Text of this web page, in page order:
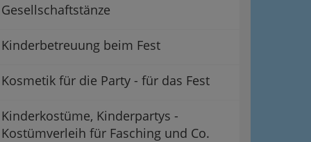
Gesellschaftstänze
Kinderbetreuung beim Fest
Kosmetik für die Party - für das Fest
Kinderkostüme, Kinderpartys -
Kostümverleih für Fasching und Co.